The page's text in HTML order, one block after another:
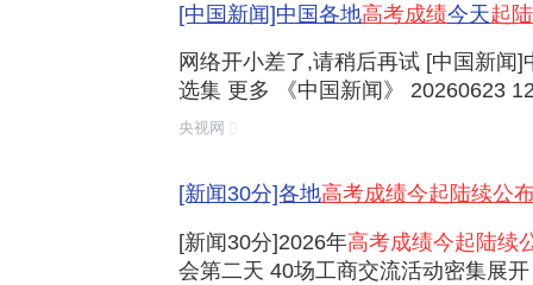
[中国新闻]中国各地高考成绩今天起
网络开小差了,请稍后再试 [中国新闻]
选集 更多 《中国新闻》 20260623
00 《中国新闻》 20260623 07:00
央视网
[新闻30分]各地高考成绩今起陆续公
[新闻30分]2026年高考成绩今起陆续
会第二天 40场工商交流活动密集展